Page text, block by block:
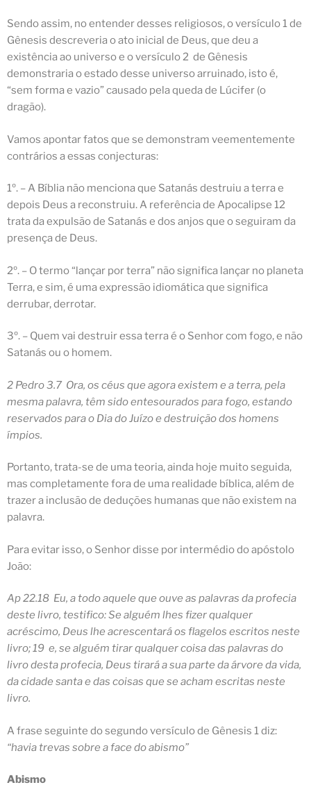
Sendo assim, no entender desses religiosos, o versículo 1 de
Gênesis descreveria o ato inicial de Deus, que deu a
existência ao universo e o versículo 2 de Gênesis
demonstraria o estado desse universo arruinado, isto é,
“sem forma e vazio” causado pela queda de Lúcifer (o
dragão).
Vamos apontar fatos que se demonstram veementemente
contrários a essas conjecturas:
1º. – A Bíblia não menciona que Satanás destruiu a terra e
depois Deus a reconstruiu. A referência de Apocalipse 12
trata da expulsão de Satanás e dos anjos que o seguiram da
presença de Deus.
2º. – O termo “lançar por terra” não significa lançar no planeta
Terra, e sim, é uma expressão idiomática que significa
derrubar, derrotar.
3º. – Quem vai destruir essa terra é o Senhor com fogo, e não
Satanás ou o homem.
2 Pedro 3.7 Ora, os céus que agora existem e a terra, pela
mesma palavra, têm sido entesourados para fogo, estando
reservados para o Dia do Juízo e destruição dos homens
ímpios.
Portanto, trata-se de uma teoria, ainda hoje muito seguida,
mas completamente fora de uma realidade bíblica, além de
trazer a inclusão de deduções humanas que não existem na
palavra.
Para evitar isso, o Senhor disse por intermédio do apóstolo
João:
Ap 22.18 Eu, a todo aquele que ouve as palavras da profecia
deste livro, testifico: Se alguém lhes fizer qualquer
acréscimo, Deus lhe acrescentará os flagelos escritos neste
livro; 19 e, se alguém tirar qualquer coisa das palavras do
livro desta profecia, Deus tirará a sua parte da árvore da vida,
da cidade santa e das coisas que se acham escritas neste
livro.
A frase seguinte do segundo versículo de Gênesis 1 diz:
“havia trevas sobre a face do abismo”
Abismo